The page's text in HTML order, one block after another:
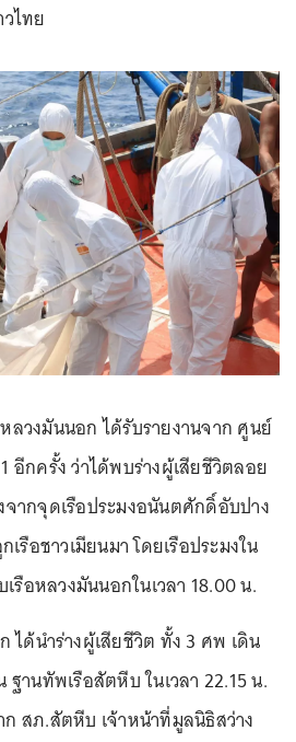
ไทย
หลวงมันนอก ได้รับรายงานจาก ศูนย์
อีกครั้ง ว่าได้พบร่างผู้เสียชีวิตลอย
ากจุดเรือประมงอนันตศักดิ์อับปาง
รือชาวเมียนมา โดยเรือประมงใน
อหลวงมันนอกในเวลา 18.00 น.
ได้นำร่างผู้เสียชีวิต ทั้ง 3 ศพ เดิน
านทัพเรือสัตหีบ ในเวลา 22.15 น.
สภ.สัตหีบ เจ้าหน้าที่มูลนิธิสว่าง